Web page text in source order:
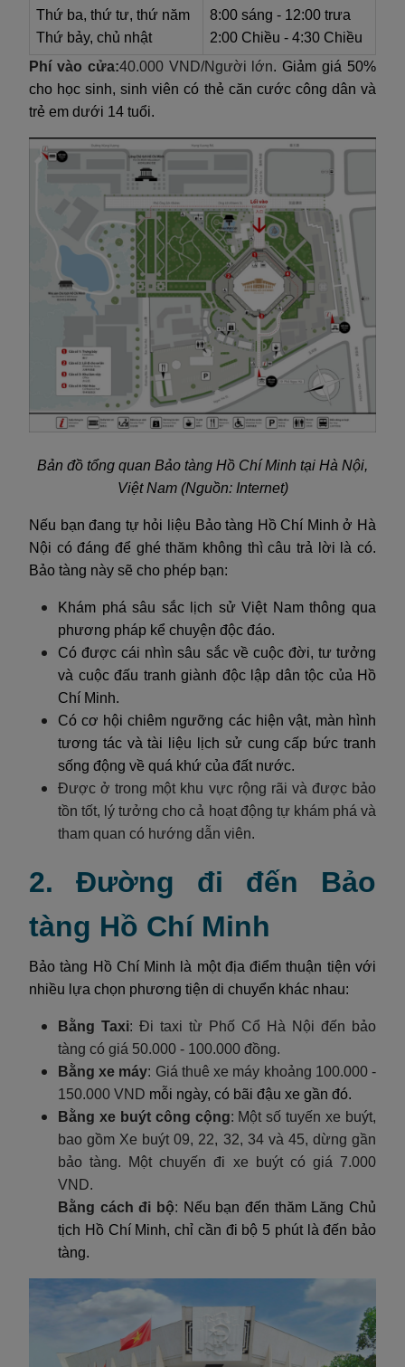
Thứ ba, thứ tư, thứ năm
Thứ bảy, chủ nhật
8:00 sáng - 12:00 trưa
2:00 Chiều - 4:30 Chiều
Phí vào cửa:40.000 VND/Người lớn. Giảm giá 50%
cho học sinh, sinh viên có thẻ căn cước công dân và
trẻ em dưới 14 tuổi.
Bản đồ tổng quan Bảo tàng Hồ Chí Minh tại Hà Nội,
Việt Nam (Nguồn: Internet)
Nếu bạn đang tự hỏi liệu Bảo tàng Hồ Chí Minh ở Hà
Nội có đáng để ghé thăm không thì câu trả lời là có.
Bảo tàng này sẽ cho phép bạn:
Khám phá sâu sắc lịch sử Việt Nam thông qua
phương pháp kể chuyện độc đáo.
Có được cái nhìn sâu sắc về cuộc đời, tư tưởng
và cuộc đấu tranh giành độc lập dân tộc của Hồ
Chí Minh.
Có cơ hội chiêm ngưỡng các hiện vật, màn hình
tương tác và tài liệu lịch sử cung cấp bức tranh
sống động về quá khứ của đất nước.
Được ở trong một khu vực rộng rãi và được bảo
tồn tốt, lý tưởng cho cả hoạt động tự khám phá và
tham quan có hướng dẫn viên.
2. Đường đi đến Bảo
tàng Hồ Chí Minh
Bảo tàng Hồ Chí Minh là một địa điểm thuận tiện với
nhiều lựa chọn phương tiện di chuyển khác nhau:
Bằng Taxi: Đi taxi từ Phố Cổ Hà Nội đến bảo
tàng có giá 50.000 - 100.000 đồng.
Bằng xe máy: Giá thuê xe máy khoảng 100.000 -
150.000 VND mỗi ngày, có bãi đậu xe gần đó.
Bằng xe buýt công cộng: Một số tuyến xe buýt,
bao gồm Xe buýt 09, 22, 32, 34 và 45, dừng gần
bảo tàng. Một chuyến đi xe buýt có giá 7.000
VND.
Bằng cách đi bộ: Nếu bạn đến thăm Lăng Chủ
tịch Hồ Chí Minh, chỉ cần đi bộ 5 phút là đến bảo
tàng.